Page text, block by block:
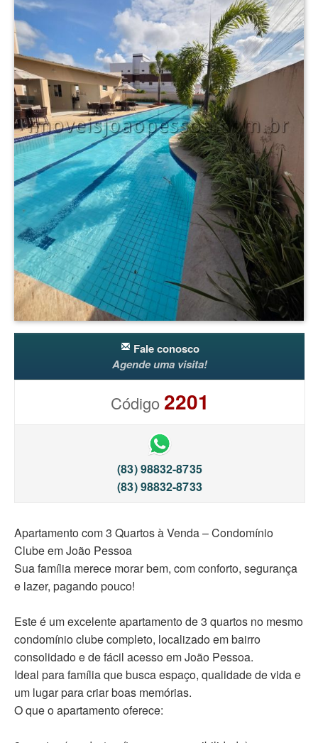
Fale conosco
Agende uma visita!
Código2201
(83) 98832-8735
(83) 98832-8733
Apartamento com 3 Quartos à Venda – Condomínio
Clube em João Pessoa
Sua família merece morar bem, com conforto, segurança
e lazer, pagando pouco!
Este é um excelente apartamento de 3 quartos no mesmo
condomínio clube completo, localizado em bairro
consolidado e de fácil acesso em João Pessoa.
Ideal para família que busca espaço, qualidade de vida e
um lugar para criar boas memórias.
O que o apartamento oferece: